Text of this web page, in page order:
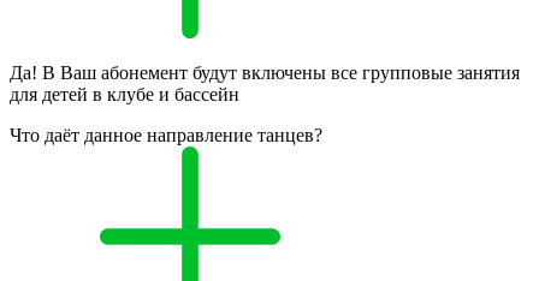
Да! В Ваш абонемент будут включены все групповые занятия
для детей в клубе и бассейн
Что даёт данное направление танцев?